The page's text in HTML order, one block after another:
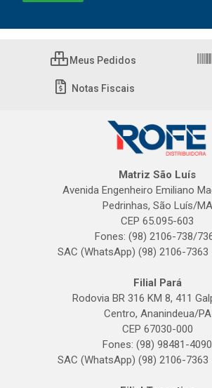
Meus Pedidos
Notas Fiscais
Matriz São Luís
Avenida Engenheiro Emiliano
Pedrinhas, São Luís/MA
CEP 65.095-603
Fones: (98) 2106-738/
SAC (WhatsApp) (98) 2106-7363
Filial Pará
Rodovia BR 316 KM 8, 411
Centro, Ananindeua/PA
CEP 67030-000
Fones: (98) 98481-4090
SAC (WhatsApp) (98) 2106-7363